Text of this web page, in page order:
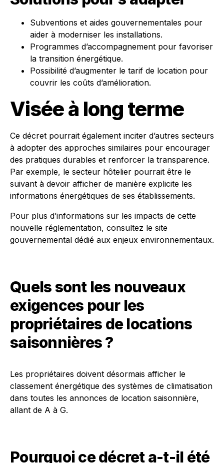
Subventions et aides gouvernementales pour
aider à moderniser les installations.
Programmes d’accompagnement pour favoriser
la transition énergétique.
Possibilité d’augmenter le tarif de location pour
couvrir les coûts d’amélioration.
Visée à long terme
Ce décret pourrait également inciter d’autres secteurs
à adopter des approches similaires pour encourager
des pratiques durables et renforcer la transparence.
Par exemple, le secteur hôtelier pourrait être le
suivant à devoir afficher de manière explicite les
informations énergétiques de ses établissements.
Pour plus d’informations sur les impacts de cette
nouvelle réglementation, consultez le site
gouvernemental dédié aux enjeux environnementaux.
Quels sont les nouveaux
exigences pour les
propriétaires de locations
saisonnières ?
Les propriétaires doivent désormais afficher le
classement énergétique des systèmes de climatisation
dans toutes les annonces de location saisonnière,
allant de A à G.
Pourquoi ce décret a-t-il été